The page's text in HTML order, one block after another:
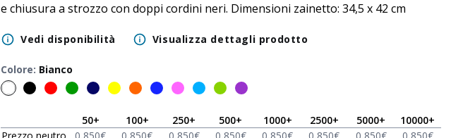
e chiusura a strozzo con doppi cordini neri. Dimensioni zainetto: 34,5 x 42 cm
Vedi disponibilità Visualizza dettagli prodotto
Colore: Bianco
50+ 100+ 250+ 500+ 1000+ 2500+ 5000+ 10000+